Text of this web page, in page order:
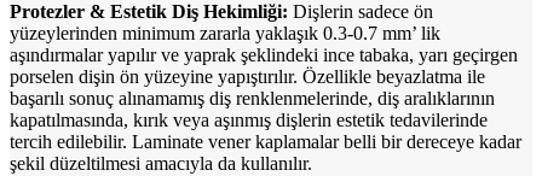
Protezler & Estetik Diş Hekimliği: Dişlerin sadece ön
yüzeylerinden minimum zararla yaklaşık 0.3-0.7 mm’ lik
aşındırmalar yapılır ve yaprak şeklindeki ince tabaka, yarı geçirgen
porselen dişin ön yüzeyine yapıştırılır. Özellikle beyazlatma ile
başarılı sonuç alınamamış diş renklenmelerinde, diş aralıklarının
kapatılmasında, kırık veya aşınmış dişlerin estetik tedavilerinde
tercih edilebilir. Laminate vener kaplamalar belli bir dereceye kadar
şekil düzeltilmesi amacıyla da kullanılır.